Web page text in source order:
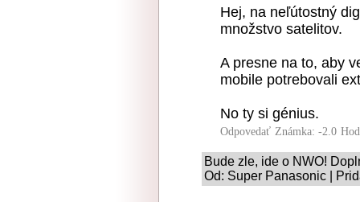
Hej, na neľútostný
množstvo satelitov.
A presne na to, aby
mobile potrebovali
No ty si génius.
Odpovedať Známka: -2.0
Bude zle, ide o NWO!
Od: Super Panasonic |